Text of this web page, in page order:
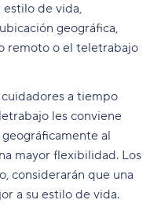
estilo de vida,
geográfica,
remoto o el teletrabajo
a tiempo
les conviene
al
mayor flexibilidad. Los
considerarán que una
a su estilo de vida.